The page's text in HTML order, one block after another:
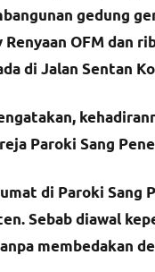
gedung
OFM dan
di Jalan Sentan
Paroki Sang
di Paroki Sang
Sebab diawal
membedakan